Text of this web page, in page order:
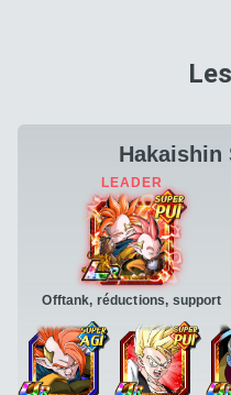
Hakaishin
Offtank, réductions, support